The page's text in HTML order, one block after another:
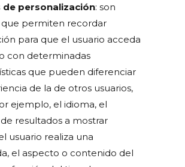
de personalización: son
que permiten recordar
para que el usuario acceda
con determinadas
que pueden diferenciar
de la de otros usuarios,
ejemplo, el idioma, el
resultados a mostrar
usuario realiza una
el aspecto o contenido del